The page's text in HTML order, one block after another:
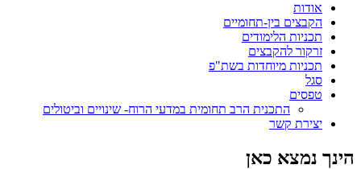
אודות
הקבצים בין-תחומיים
תכניות הלימודים
זרקור להקבצים
תכניות מיוחדות בשת"פ
סגל
טפסים
התכנית הרב תחומית במדעי הרוח- שינויים וביטולים
יצירת קשר
הינך נמצא כאן